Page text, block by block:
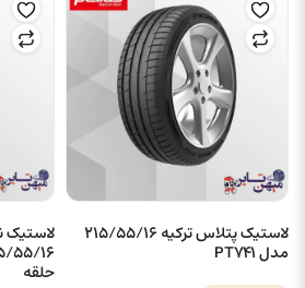
لاستیک پتلاس ترکیه 215/55/16
مدل PT741
حلقه